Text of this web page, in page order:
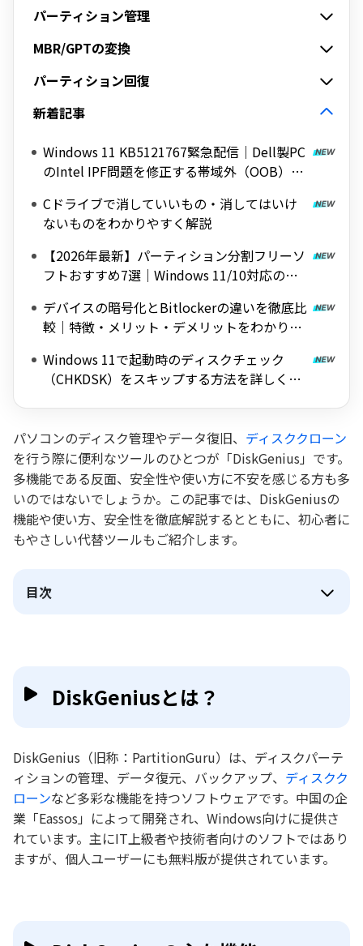
パーティション管理
MBR/GPTの変換
パーティション回復
新着記事
Windows 11 KB5121767緊急配信｜Dell製PC
のIntel IPF問題を修正する帯域外（OOB）ア
Cドライブで消していいもの・消してはいけ
ないものをわかりやすく解説
【2026年最新】パーティション分割フリーソ
フトおすすめ7選｜Windows 11/10対応の無
デバイスの暗号化とBitlockerの違いを徹底比
較｜特徴・メリット・デメリットをわかりや
Windows 11で起動時のディスクチェック
（CHKDSK）をスキップする方法を詳しく解
パソコンのディスク管理やデータ復旧、 ディスククローン
を行う際に便利なツールのひとつが「DiskGenius」です。
多機能である反面、安全性や使い方に不安を感じる方も多
いのではないでしょうか。この記事では、DiskGeniusの
機能や使い方、安全性を徹底解説するとともに、初心者に
もやさしい代替ツールもご紹介します。
目次
DiskGeniusとは？
DiskGenius（旧称：PartitionGuru）は、ディスクパーテ
ィションの管理、データ復元、バックアップ、 ディスクク
ローンなど多彩な機能を持つソフトウェアです。中国の企
業「Eassos」によって開発され、Windows向けに提供さ
れています。主にIT上級者や技術者向けのソフトではあり
ますが、個人ユーザーにも無料版が提供されています。